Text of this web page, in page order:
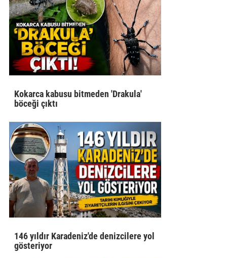
Kokarca kabusu bitmeden 'Drakula'
böceği çıktı
146 yıldır Karadeniz'de denizcilere yol
gösteriyor